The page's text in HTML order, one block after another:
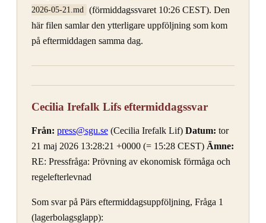
2026-05-21.md (förmiddagssvaret 10:26 CEST). Den
här filen samlar den ytterligare uppföljning som kom
på eftermiddagen samma dag.
Cecilia Irefalk Lifs eftermiddagssvar
Från: press@sgu.se (Cecilia Irefalk Lif) Datum: tor
21 maj 2026 13:28:21 +0000 (= 15:28 CEST) Ämne:
RE: Pressfråga: Prövning av ekonomisk förmåga och
regelefterlevnad
Som svar på Pärs eftermiddagsuppföljning, Fråga 1
(lagerbolagsglapp):